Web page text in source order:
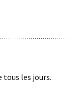
tous les jours.